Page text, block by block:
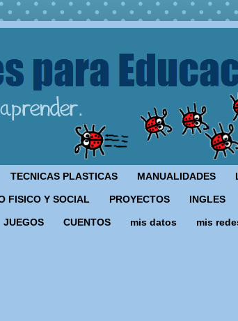
TECNICAS PLASTICAS MANUALIDADES
FISICO Y SOCIAL PROYECTOS INGLES
JUEGOS CUENTOS mis datos mis